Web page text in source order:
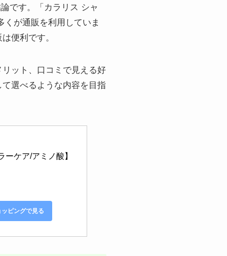
です。「カラリス シャ
が通販を利用していま
便利です。
ット、口コミで見える好
選べるような内容を目指
ケア/アミノ酸】
ピングで見る